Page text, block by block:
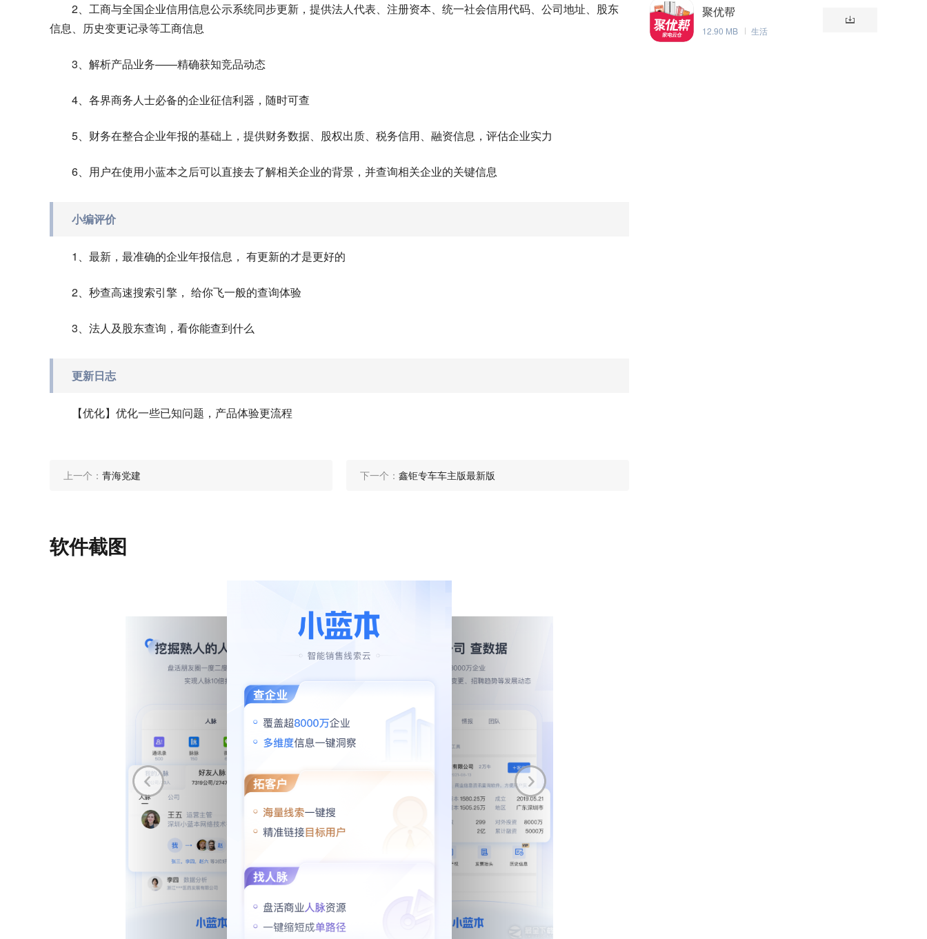
2、工商与全国企业信用信息公示系统同步更新，提供法人代表、注册资本、统一社会信用代码、公司地址、股东
信息、历史变更记录等工商信息
3、解析产品业务——精确获知竞品动态
4、各界商务人士必备的企业征信利器，随时可查
5、财务在整合企业年报的基础上，提供财务数据、股权出质、税务信用、融资信息，评估企业实力
6、用户在使用小蓝本之后可以直接去了解相关企业的背景，并查询相关企业的关键信息
小编评价
1、最新，最准确的企业年报信息， 有更新的才是更好的
2、秒查高速搜索引擎， 给你飞一般的查询体验
3、法人及股东查询，看你能查到什么
更新日志
【优化】优化一些已知问题，产品体验更流程
上一个： 青海党建 下一个： 鑫钜专车车主版最新版
软件截图
聚优帮
12.90 MB 生活